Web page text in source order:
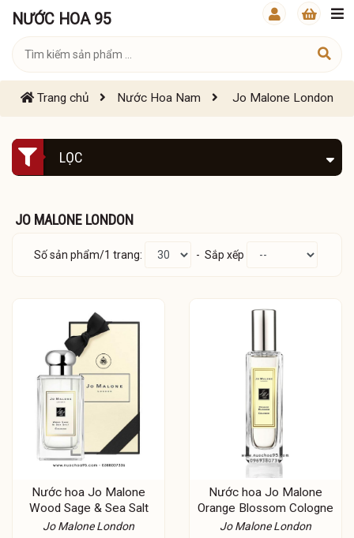
NƯỚC HOA 95
Trang chủ Nước Hoa Nam Jo Malone London
LỌC
JO MALONE LONDON
Số sản phẩm/1 trang: - Sắp xếp
Nước hoa Jo Malone
Wood Sage & Sea Salt
Jo Malone London
Nước hoa Jo Malone
Orange Blossom Cologne
Jo Malone London